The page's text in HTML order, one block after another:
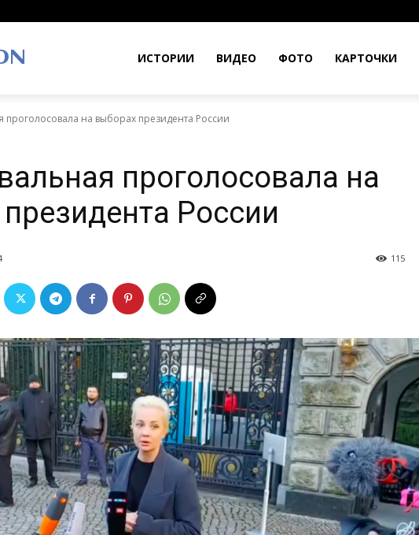
ИСТОРИИ ВИДЕО ФОТО КАРТОЧКИ
на выборах президента России
проголосовала на
России
115